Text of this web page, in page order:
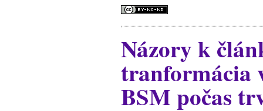
Názory k
tranformácia
BSM počas